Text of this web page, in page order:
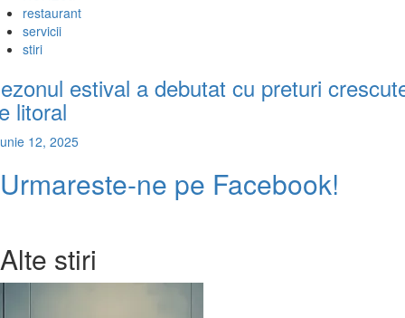
restaurant
servicii
stiri
estival a debutat cu preturi
litoral
12, 2025
Urmareste-ne pe Facebook!
Alte stiri